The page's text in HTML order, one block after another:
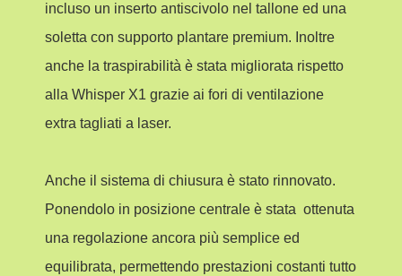
incluso un inserto antiscivolo nel tallone ed una
soletta con supporto plantare premium. Inoltre
anche la traspirabilità è stata migliorata rispetto
alla Whisper X1 grazie ai fori di ventilazione
extra tagliati a laser.
Anche il sistema di chiusura è stato rinnovato.
Ponendolo in posizione centrale è stata ottenuta
una regolazione ancora più semplice ed
equilibrata, permettendo prestazioni costanti tutto